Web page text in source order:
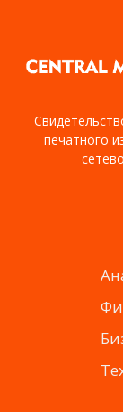
печатного